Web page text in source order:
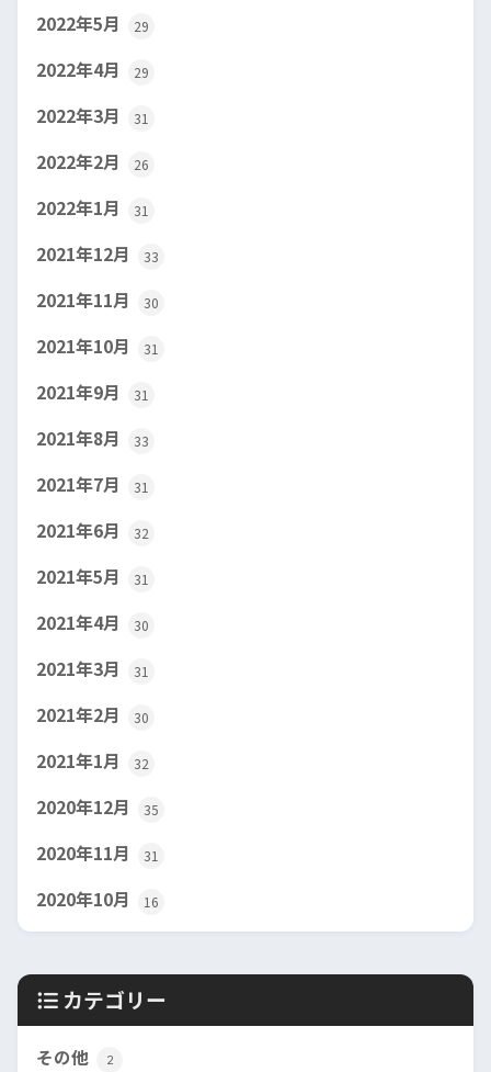
2022年5月 29
2022年4月 29
2022年3月 31
2022年2月 26
2022年1月 31
2021年12月 33
2021年11月 30
2021年10月 31
2021年9月 31
2021年8月 33
2021年7月 31
2021年6月 32
2021年5月 31
2021年4月 30
2021年3月 31
2021年2月 30
2021年1月 32
2020年12月 35
2020年11月 31
2020年10月 16
カテゴリー
その他 2